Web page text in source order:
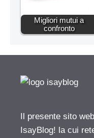
Migliori mutui a
confronto
Il presente sito
IsayBlog! la cui